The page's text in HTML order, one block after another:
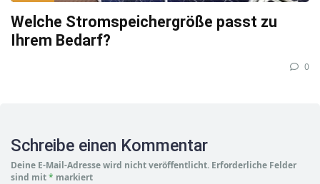
Welche Stromspeichergröße passt zu
Ihrem Bedarf?
0
Schreibe einen Kommentar
Deine E-Mail-Adresse wird nicht veröffentlicht. Erforderliche Felder
sind mit* markiert